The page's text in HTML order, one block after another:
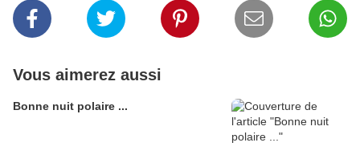
Vous aimerez aussi
Bonne nuit polaire ...